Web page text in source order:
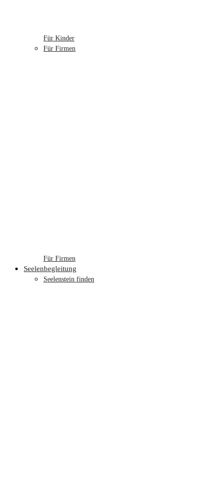
Für Kinder
Für Firmen
Für Firmen
Seelenbegleitung
Seelenstein finden